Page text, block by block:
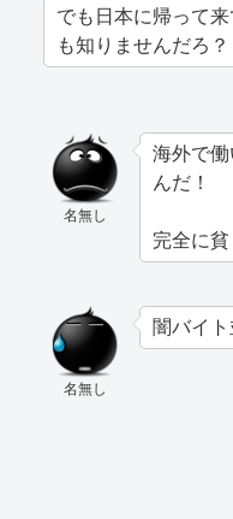
でも日本に帰って
も知りませんだろ？
名無し
海外で
んだ！
完全に
名無し
闇バイ